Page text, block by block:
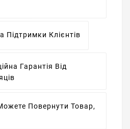
Підтримки Клієнтів
Гарантія Від
Повернути Товар,